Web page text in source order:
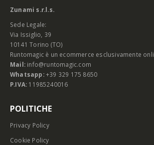
Zunami s.r.l.s.
Sede Legale:
Via Issiglio, 39
10141 Torino (TO)
Runtomagic è un ecommerce esclusivamente
Mail: info@runtomagic.com
Whatsapp: +39 329 175 8650
P.IVA: 11985240016
POLITICHE
Privacy Policy
Cookie Policy